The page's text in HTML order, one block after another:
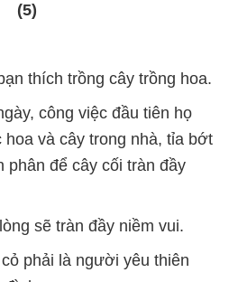
(5)
thích trồng cây trồng hoa.
công việc đầu tiên họ
hoa và cây trong nhà, tỉa bớt
để cây cối tràn đầy
sẽ tràn đầy niềm vui.
phải là người yêu thiên